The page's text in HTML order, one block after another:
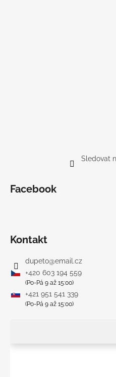
Sledovat
Facebook
Kontakt
dupeto@email.cz
+420 603 194 559
(Po-Pá 9 až 15:00)
+421 951 541 339
(Po-Pá 9 až 15:00)